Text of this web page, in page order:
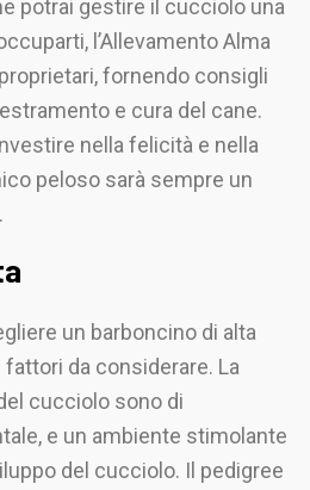
potrai gestire il cucciolo una
l’Allevamento Alma
fornendo consigli
e cura del cane.
nella felicità e nella
peloso sarà sempre un
un barboncino di alta
da considerare. La
cucciolo sono di
e un ambiente stimolante
del cucciolo. Il pedigree